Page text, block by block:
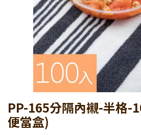
PP-165分隔內襯-半格-
便當盒)